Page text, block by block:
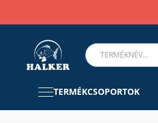
TERMÉKCSOPORTOK